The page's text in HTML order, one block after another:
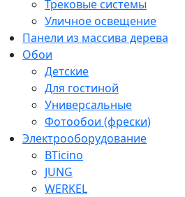
Трековые системы
Уличное освещение
Панели из массива дерева
Обои
Детские
Для гостиной
Универсальные
Фотообои (фрески)
Электрооборудование
BTicino
JUNG
WERKEL